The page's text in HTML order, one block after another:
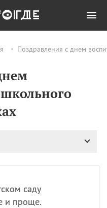
Поздравления с днем
саду
и проще.
Все
Рождество святителя
День «мусорной еды»
День полета на
Военно‑воздушных сил
(День ВВС) РФ